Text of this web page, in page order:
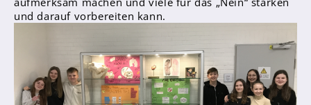
Informatik
Differenzierung
Inklusion
Fächer
und darauf vorbereiten kann.